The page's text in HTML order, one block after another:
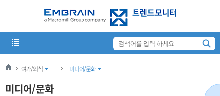
여가/외식 미디어/문화
미디어/문화